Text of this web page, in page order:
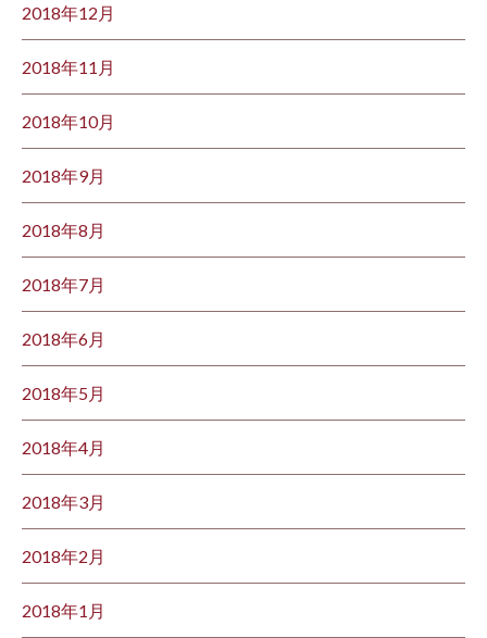
2018年12月
2018年11月
2018年10月
2018年9月
2018年8月
2018年7月
2018年6月
2018年5月
2018年4月
2018年3月
2018年2月
2018年1月